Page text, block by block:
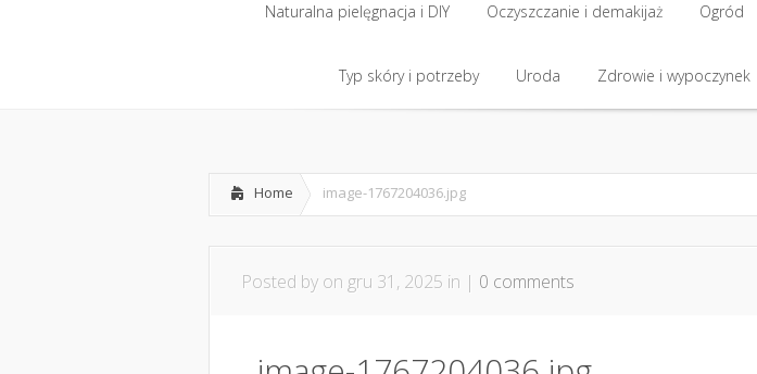
Home Współpraca i kontakt Anti-aging: skóra dojrzała
Naturalna pielęgnacja i DIY
Naturalna pielęgnacja i DIY
Oczyszczanie i demakijaż
Oczyszczanie i demakijaż
Ogród
Ogród
Typ skóry i potrzeby Uroda Zdrowie i wypoczynek
Home image-1767204036.jpg
Posted by on gru 31, 2025 in | 0 comments